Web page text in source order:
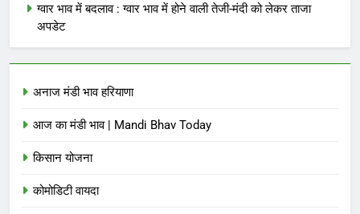
ग्वार भाव में बदलाव : ग्वार भाव में होने वाली तेजी-मंदी को लेकर ताजा
अपडेट
अनाज मंडी भाव हरियाणा
आज का मंडी भाव | Mandi Bhav Today
किसान योजना
कोमोडिटी वायदा